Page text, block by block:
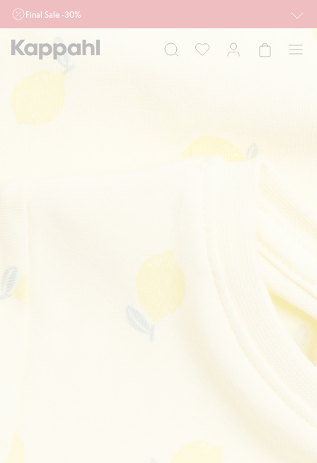
Final Sale -30%
działu outlet do 10.8 w sklepach Kappahl i Newbie oraz na kappahl.com. Ofert
nie łączymy